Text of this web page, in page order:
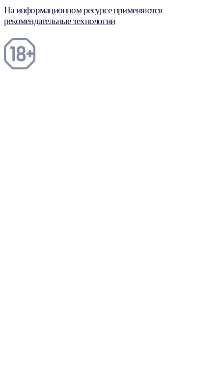
На информационном ресурсе применяются
рекомендательные технологии